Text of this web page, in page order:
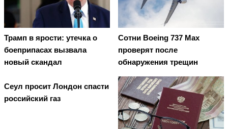
Трамп в ярости: утечка о
боеприпасах вызвала
новый скандал
Сотни Boeing 737 Max
проверят после
обнаружения трещин
Сеул просит Лондон спасти
российский газ